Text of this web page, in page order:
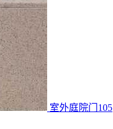
室外庭院门105